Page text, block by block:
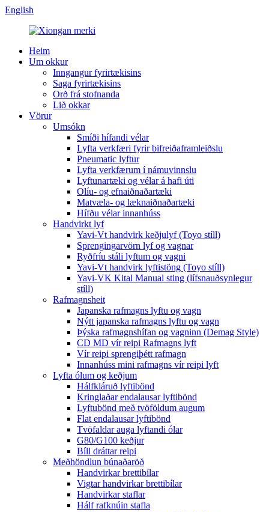
English
Heim
Um okkur
Inngangur fyrirtækisins
Saga fyrirtækisins
Orð frá stofnanda
Lið okkar
Vörur
Umsókn
Smíði hífandi vélar
Lyfta verkfæri fyrir bifreiðaframleiðslu
Pneumatic lyftur
Lyfta verkfærum í námuvinnslu
Lyftunartæki og vélar á hafi úti
Olíu- og efnaiðnaðartæki
Matvæla- og læknaiðnaðartæki
Hífðu vélar innanhúss
Handvirkt lyf
Yavi-Vt handvirk keðjulyf (Toyo stíll)
Sprengingarvörn lyf og vagnar
Ryðfríu stáli lyftum og vagni
Yavi-Vt handvirk lyftistöng (Toyo stíll)
Yavi-VK Kital Manual sting (lífsnauðsynlegur
stíll)
Rafmagnsheit
Japanska rafmagns lyftu og vagn
Nýtt japanska rafmagns lyftu og vagn
Þýska rafmagnshífan og vagninn (Demag Style)
CD MD vír reipi Rafmagns lyft
Vír reipi sprengiþétt rafmagn
Innanhúss mini rafmagns vír reipi lyft
Lyfta ólum og keðjum
Hálfkláruð lyftibönd
Kringlaðar endalausar lyftibönd
Lyftubönd með tvöföldum augum
Flat endalausar lyftibönd
Tvöfaldar auga lyftandi ólar
G80/G100 keðjur
Bíll dráttar reipi
Meðhöndlun búnaðaröð
Handvirkar brettibílar
Vigtar handvirkar brettibílar
Handvirkar staflar
Hálf rafknúin stafla